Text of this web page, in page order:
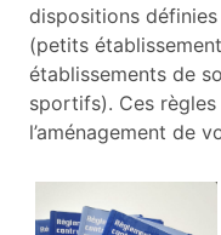
dispositions
(petits
établissements de
sportifs). Ces
l’aménagement de